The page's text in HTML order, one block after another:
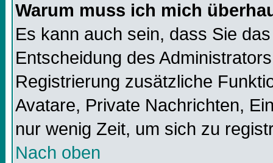
Warum muss ich mich
Es kann auch sein, dass Sie
Entscheidung des
Registrierung zusätzliche
Avatare, Private Nachrichten,
nur wenig Zeit, um sich zu
Nach oben